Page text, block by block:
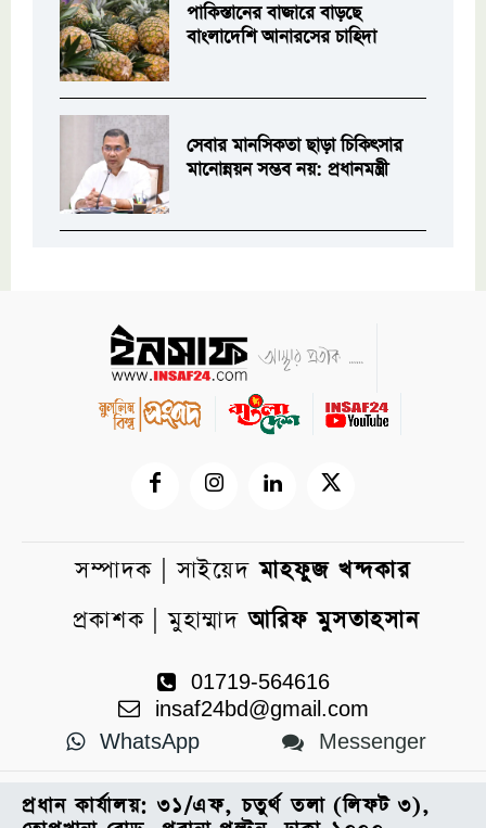
পাকিস্তানের বাজারে বাড়ছে
বাংলাদেশি আনারসের চাহিদা
সেবার মানসিকতা ছাড়া চিকিৎসার
মানোন্নয়ন সম্ভব নয়: প্রধানমন্ত্রী
সম্পাদক | সাইয়েদমাহফুজ খন্দকার
প্রকাশক | মুহাম্মাদআরিফ মুসতাহসান
01719-564616
insaf24bd@gmail.com
WhatsApp
Messenger
প্রধান কার্যালয়: ৩১/এফ, চতুর্থ তলা (লিফট ৩),